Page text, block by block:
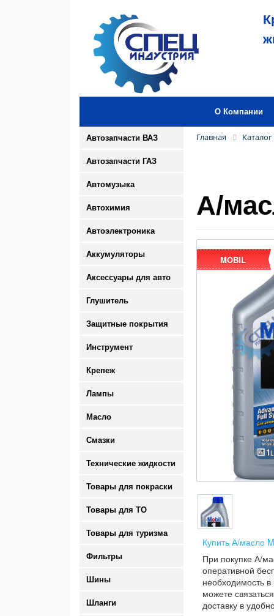
О Компании
Автозапчасти ВАЗ
Автозапчасти ГАЗ
Автомузыка
Автохимия
Автоэлектроника
Аккумуляторы
Аксессуары для авто
Глушитель
Защитные покрытия
Инструмент
Крепеж
Лампы
Масло
Смазки
Технические жидкости
Товары для покраски
Товары для ТО
Товары для туризма
Фильтры
Шины
Шланги
Главная Каталог
А/
MOBIL
Купить А/масло
При покупке А/
оперативной
необходимость
можете
доставку в